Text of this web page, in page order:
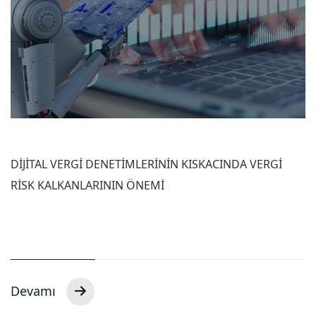
DİJİTAL VERGİ DENETİMLERİNİN KISKACINDA VERGİ
RİSK KALKANLARININ ÖNEMİ
Devamı